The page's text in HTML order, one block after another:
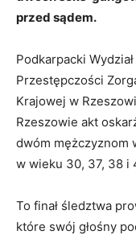
przed sądem.
Podkarpacki
Przestępczości
Krajowej w
Rzeszowie akt
dwóm mężczyznom
w wieku 30, 37, 38 i
To finał śledztwa
które swój głośny